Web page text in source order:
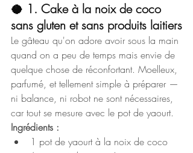
🥥 1. Cake à la noix de coco
sans gluten et sans produits laitiers
Le gâteau qu'on adore avoir sous la main
quand on a peu de temps mais envie de
quelque chose de réconfortant. Moelleux,
parfumé, et tellement simple à préparer —
ni balance, ni robot ne sont nécessaires,
car tout se mesure avec le pot de yaourt.
Ingrédients :
1 pot de yaourt à la noix de coco